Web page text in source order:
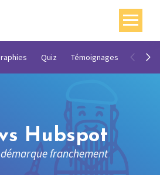
Quiz Témoignages Vidéos
Hubspot
franchement